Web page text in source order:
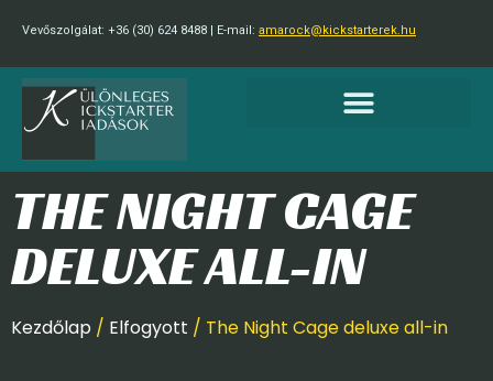
Vevőszolgálat: +36 (30) 624 8488 | E-mail: amarock@kickstarterek.hu
THE NIGHT CAGE
DELUXE ALL-IN
Kezdőlap / Elfogyott / The Night Cage deluxe all-in